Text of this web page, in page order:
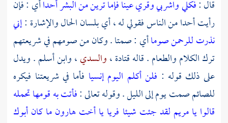
قال :فكلي واشربي وقري عينا فإما ترين من البشر أحداأي : فإن
رأيت أحدا من الناس فقولي له ، أي بلسان الحال والإشارة :إني
نذرت للرحمن صوماأي : صمتا . وكان من صومهم في شريعتهم
ترك الكلام والطعام . قالهقتادة،والسدي،وابن أسلم. ويدل
على ذلك قوله : فلن أكلم اليوم إنسيا فأما في شريعتنا فيكره
للصائم صمت يوم إلى الليل . وقوله تعالى :فأتت به قومها تحمله
قالوا يا مريم لقد جئت شيئا فريا يا أخت هارون ما كان أبوك